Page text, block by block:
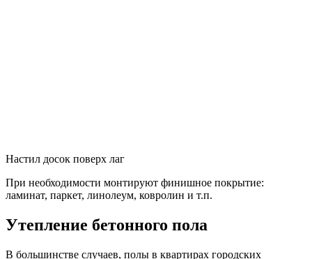
Настил досок поверх лаг
При необходимости монтируют финишное покрытие:
ламинат, паркет, линолеум, ковролин и т.п.
Утепление бетонного пола
В большинстве случаев, полы в квартирах городских